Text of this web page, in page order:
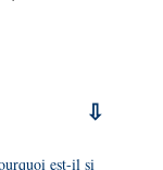
est-il si